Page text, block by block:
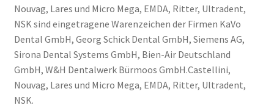
Nouvag, Lares und Micro Mega, EMDA, Ritter, Ultradent,
NSK sind eingetragene Warenzeichen der Firmen KaVo
Dental GmbH, Georg Schick Dental GmbH, Siemens AG,
Sirona Dental Systems GmbH, Bien-Air Deutschland
GmbH, W&H Dentalwerk Bürmoos GmbH.Castellini,
Nouvag, Lares und Micro Mega, EMDA, Ritter, Ultradent,
NSK.